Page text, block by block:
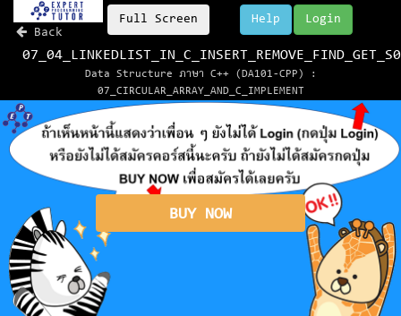
Back
Full Screen Login
Help
Data Structure ภาษา C++ (DA101-CPP) :
07_CIRCULAR_ARRAY_AND_C_IMPLEMENT
BUY NOW